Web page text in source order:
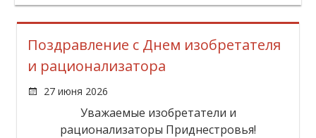
Поздравление с Днем изобретателя
и рационализатора
27 июня 2026
Уважаемые изобретатели и
рационализаторы Приднестровья!